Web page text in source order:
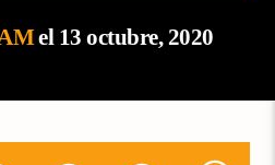
el 13 octubre, 2020